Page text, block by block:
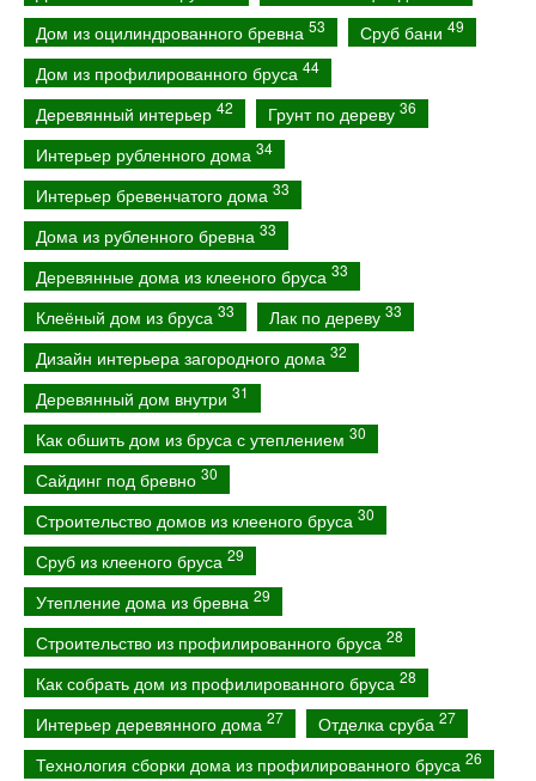
Дом из оцилиндрованного бревна 53 Сруб бани 49
Дом из профилированного бруса 44
Деревянный интерьер 42 Грунт по дереву 36
Интерьер рубленного дома 34
Интерьер бревенчатого дома 33
Дома из рубленного бревна 33
Деревянные дома из клееного бруса 33
Клеёный дом из бруса 33 Лак по дереву 33
Дизайн интерьера загородного дома 32
Деревянный дом внутри 31
Как обшить дом из бруса с утеплением 30
Сайдинг под бревно 30
Строительство домов из клееного бруса 30
Сруб из клееного бруса 29
Утепление дома из бревна 29
Строительство из профилированного бруса 28
Как собрать дом из профилированного бруса 28
Интерьер деревянного дома 27 Отделка сруба 27
Технология сборки дома из профилированного бруса 26